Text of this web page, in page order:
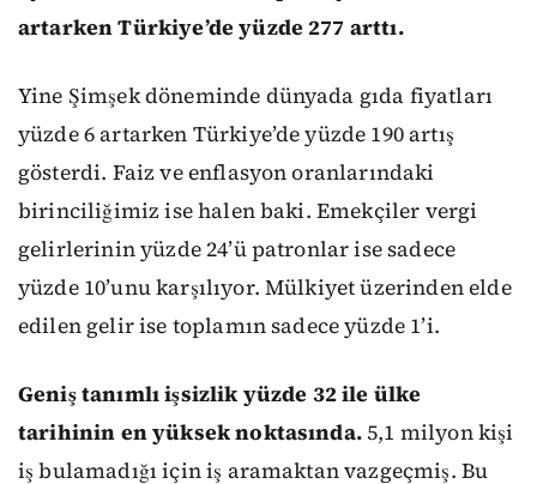
artarken Türkiye’de yüzde 277 arttı.
Yine Şimşek döneminde dünyada gıda fiyatları
yüzde 6 artarken Türkiye’de yüzde 190 artış
gösterdi. Faiz ve enflasyon oranlarındaki
birinciliğimiz ise halen baki. Emekçiler vergi
gelirlerinin yüzde 24’ü patronlar ise sadece
yüzde 10’unu karşılıyor. Mülkiyet üzerinden elde
edilen gelir ise toplamın sadece yüzde 1’i.
Geniş tanımlı işsizlik yüzde 32 ile ülke
tarihinin en yüksek noktasında.5,1 milyon kişi
iş bulamadığı için iş aramaktan vazgeçmiş. Bu